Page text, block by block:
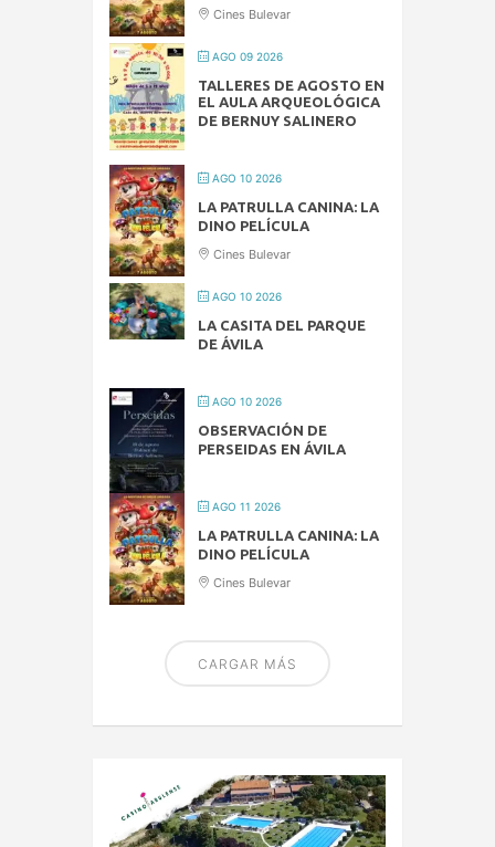
Cines Bulevar
AGO 09 2026
TALLERES DE AGOSTO EN
EL AULA ARQUEOLÓGICA
DE BERNUY SALINERO
AGO 10 2026
LA PATRULLA CANINA: LA
DINO PELÍCULA
Cines Bulevar
AGO 10 2026
LA CASITA DEL PARQUE
DE ÁVILA
AGO 10 2026
OBSERVACIÓN DE
PERSEIDAS EN ÁVILA
AGO 11 2026
LA PATRULLA CANINA: LA
DINO PELÍCULA
Cines Bulevar
CARGAR MÁS